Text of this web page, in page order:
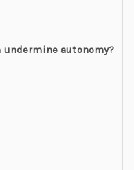
autonomy?